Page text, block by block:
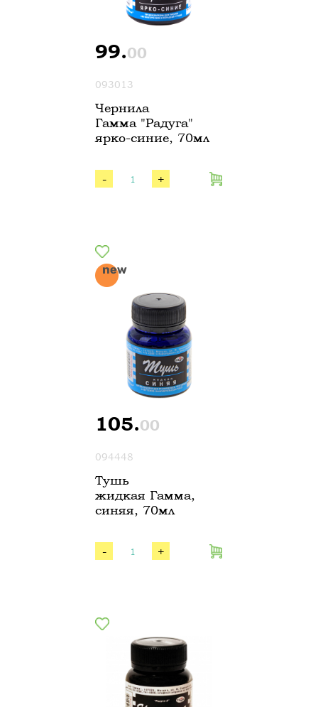
99.00
093013
Чернила
Гамма "Радуга"
ярко-синие, 70мл
- +
105.00
094448
Тушь
жидкая Гамма,
синяя, 70мл
- +